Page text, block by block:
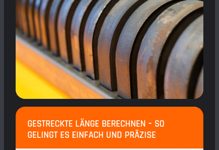
GESTRECKTE LÄNGE BERECHNEN – SO
GELINGT ES EINFACH UND PRÄZISE